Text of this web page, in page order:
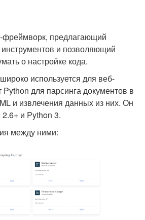
предлагающий
и позволяющий
о настройке кода.
используется для веб-
Python для парсинга документов в
и извлечения данных из них. Он
и Python 3.
между ними: